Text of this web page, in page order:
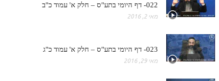
022- דף היומי בתע"ס – חלק א' עמוד כ"ב
מאי 2, 2016
023- דף היומי בתע"ס – חלק א' עמוד כ"ג
מאי 29, 2016